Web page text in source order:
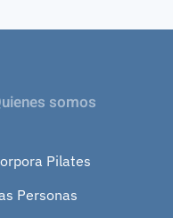
somos
Pilates
Personas